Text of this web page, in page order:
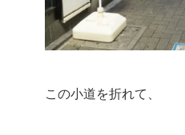
この小道を折れて、